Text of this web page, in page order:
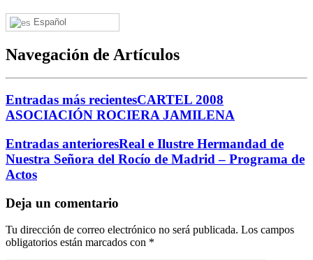
Español
Navegación de Artículos
Entradas más recientesCARTEL 2008
ASOCIACIÓN ROCIERA JAMILENA
Entradas anterioresReal e Ilustre Hermandad de
Nuestra Señora del Rocío de Madrid – Programa de
Actos
Deja un comentario
Tu dirección de correo electrónico no será publicada. Los campos
obligatorios están marcados con *